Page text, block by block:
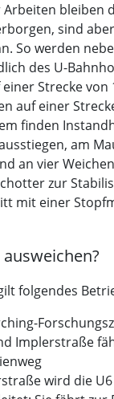
Arbeiten bleiben
sind
So werden
des U-
Strecke von
auf einer
finden
am
an vier
zur
mit einer
folgendes
Implerstraße
wird die